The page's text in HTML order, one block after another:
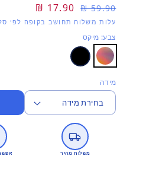
מחיר
רגיל
59.90 ₪
מחיר
מבצע
17.90 ₪
עלות משלוח תחושב בקופה לפי
צבע: מיקס
מידה
משלוח מהיר